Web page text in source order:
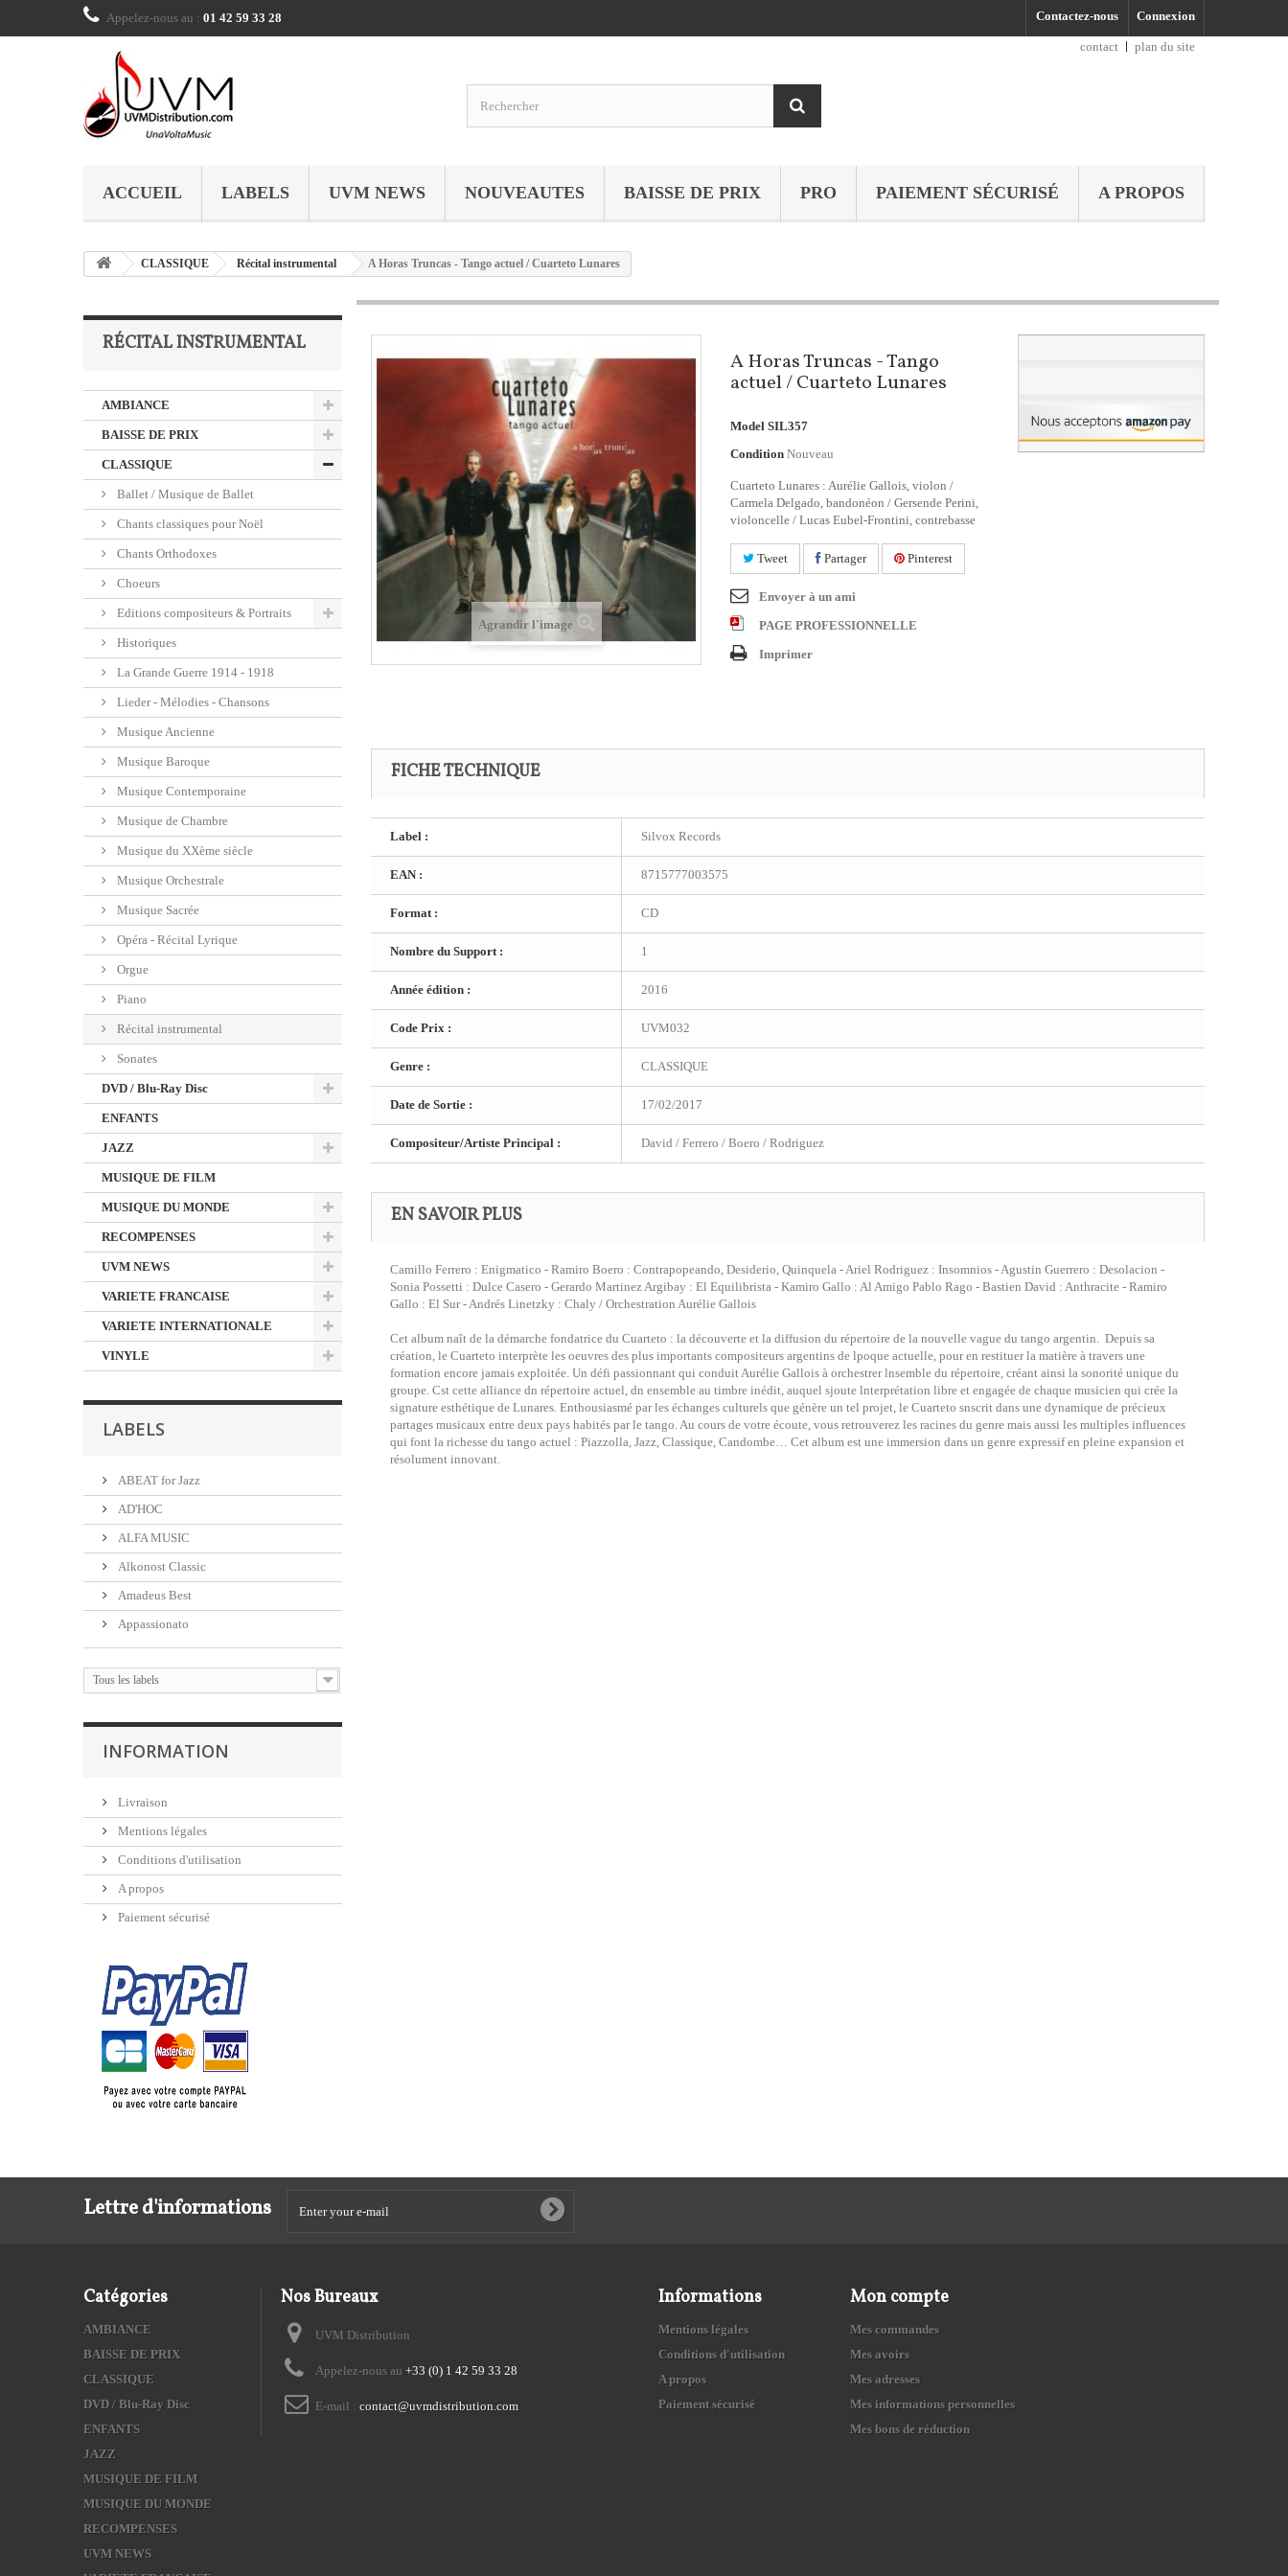
Connexion
Contactez-nous
Appelez-nous au : 01 42 59 33 28
contact
plan du site
ACCUEIL LABELS UVM NEWS NOUVEAUTES BAISSE DE PRIX PRO PAIEMENT SÉCURISÉ A PROPOS
CLASSIQUE Récital instrumental A Horas Truncas - Tango actuel / Cuarteto Lunares
RÉCITAL INSTRUMENTAL
AMBIANCE
BAISSE DE PRIX
CLASSIQUE
Ballet / Musique de Ballet
Chants classiques pour Noël
Chants Orthodoxes
Choeurs
Editions compositeurs & Portraits
Historiques
La Grande Guerre 1914 - 1918
Lieder - Mélodies - Chansons
Musique Ancienne
Musique Baroque
Musique Contemporaine
Musique de Chambre
Musique du XXème siècle
Musique Orchestrale
Musique Sacrée
Opéra - Récital Lyrique
Orgue
Piano
Récital instrumental
Sonates
DVD / Blu-Ray Disc
ENFANTS
JAZZ
MUSIQUE DE FILM
MUSIQUE DU MONDE
RECOMPENSES
UVM NEWS
VARIETE FRANCAISE
VARIETE INTERNATIONALE
VINYLE
LABELS
ABEAT for Jazz
AD'HOC
ALFA MUSIC
Alkonost Classic
Amadeus Best
Appassionato
Tous les labels
INFORMATION
Livraison
Mentions légales
Conditions d'utilisation
A propos
Paiement sécurisé
Agrandir l'image
A Horas Truncas - Tango
actuel / Cuarteto Lunares
Model SIL357
Condition Nouveau
Cuarteto Lunares : Aurélie Gallois, violon /
Carmela Delgado, bandonéon / Gersende Perini,
violoncelle / Lucas Eubel-Frontini, contrebasse
Tweet Partager Pinterest
Envoyer à un ami
PAGE PROFESSIONNELLE
Imprimer
FICHE TECHNIQUE
Label : Silvox Records
EAN : 8715777003575
Format : CD
Nombre du Support : 1
Année édition : 2016
Code Prix : UVM032
Genre : CLASSIQUE
Date de Sortie : 17/02/2017
Compositeur/Artiste Principal : David / Ferrero / Boero / Rodriguez
EN SAVOIR PLUS
Camillo Ferrero : Enigmatico - Ramiro Boero : Contrapopeando, Desiderio, Quinquela - Ariel Rodriguez : Insomnios - Agustin Guerrero : Desolacion -
Sonia Possetti : Dulce Casero - Gerardo Martinez Argibay : El Equilibrista - Kamiro Gallo : Al Amigo Pablo Rago - Bastien David : Anthracite - Ramiro
Gallo : El Sur - Andrés Linetzky : Chaly / Orchestration Aurélie Gallois
Cet album naît de la démarche fondatrice du Cuarteto : la découverte et la diffusion du répertoire de la nouvelle vague du tango argentin. Depuis sa
création, le Cuarteto interprète les oeuvres des plus importants compositeurs argentins de lpoque actuelle, pour en restituer la matière à travers une
formation encore jamais exploitée. Un défi passionnant qui conduit Aurélie Gallois à orchestrer lnsemble du répertoire, créant ainsi la sonorité unique du
groupe. Cst cette alliance dn répertoire actuel, dn ensemble au timbre inédit, auquel sjoute lnterprétation libre et engagée de chaque musicien qui crée la
signature esthétique de Lunares. Enthousiasmé par les échanges culturels que génère un tel projet, le Cuarteto snscrit dans une dynamique de précieux
partages musicaux entre deux pays habités par le tango. Au cours de votre écoute, vous retrouverez les racines du genre mais aussi les multiples influences
qui font la richesse du tango actuel : Piazzolla, Jazz, Classique, Candombe… Cet album est une immersion dans un genre expressif en pleine expansion et
résolument innovant.
Lettre d'informations
Catégories
AMBIANCE
BAISSE DE PRIX
CLASSIQUE
DVD / Blu-Ray Disc
ENFANTS
JAZZ
MUSIQUE DE FILM
MUSIQUE DU MONDE
RECOMPENSES
UVM NEWS
Nos Bureaux
UVM Distribution
Appelez-nous au +33 (0) 1 42 59 33 28
E-mail : contact@uvmdistribution.com
Informations
Mentions légales
Conditions d'utilisation
A propos
Paiement sécurisé
Mon compte
Mes commandes
Mes avoirs
Mes adresses
Mes informations personnelles
Mes bons de réduction